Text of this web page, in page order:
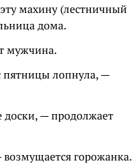
махину (лестничный
дома.
мужчина.
пятницы лопнула, —
доски, — продолжает
возмущается горожанка.